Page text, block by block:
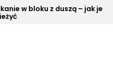
duszą – jak je